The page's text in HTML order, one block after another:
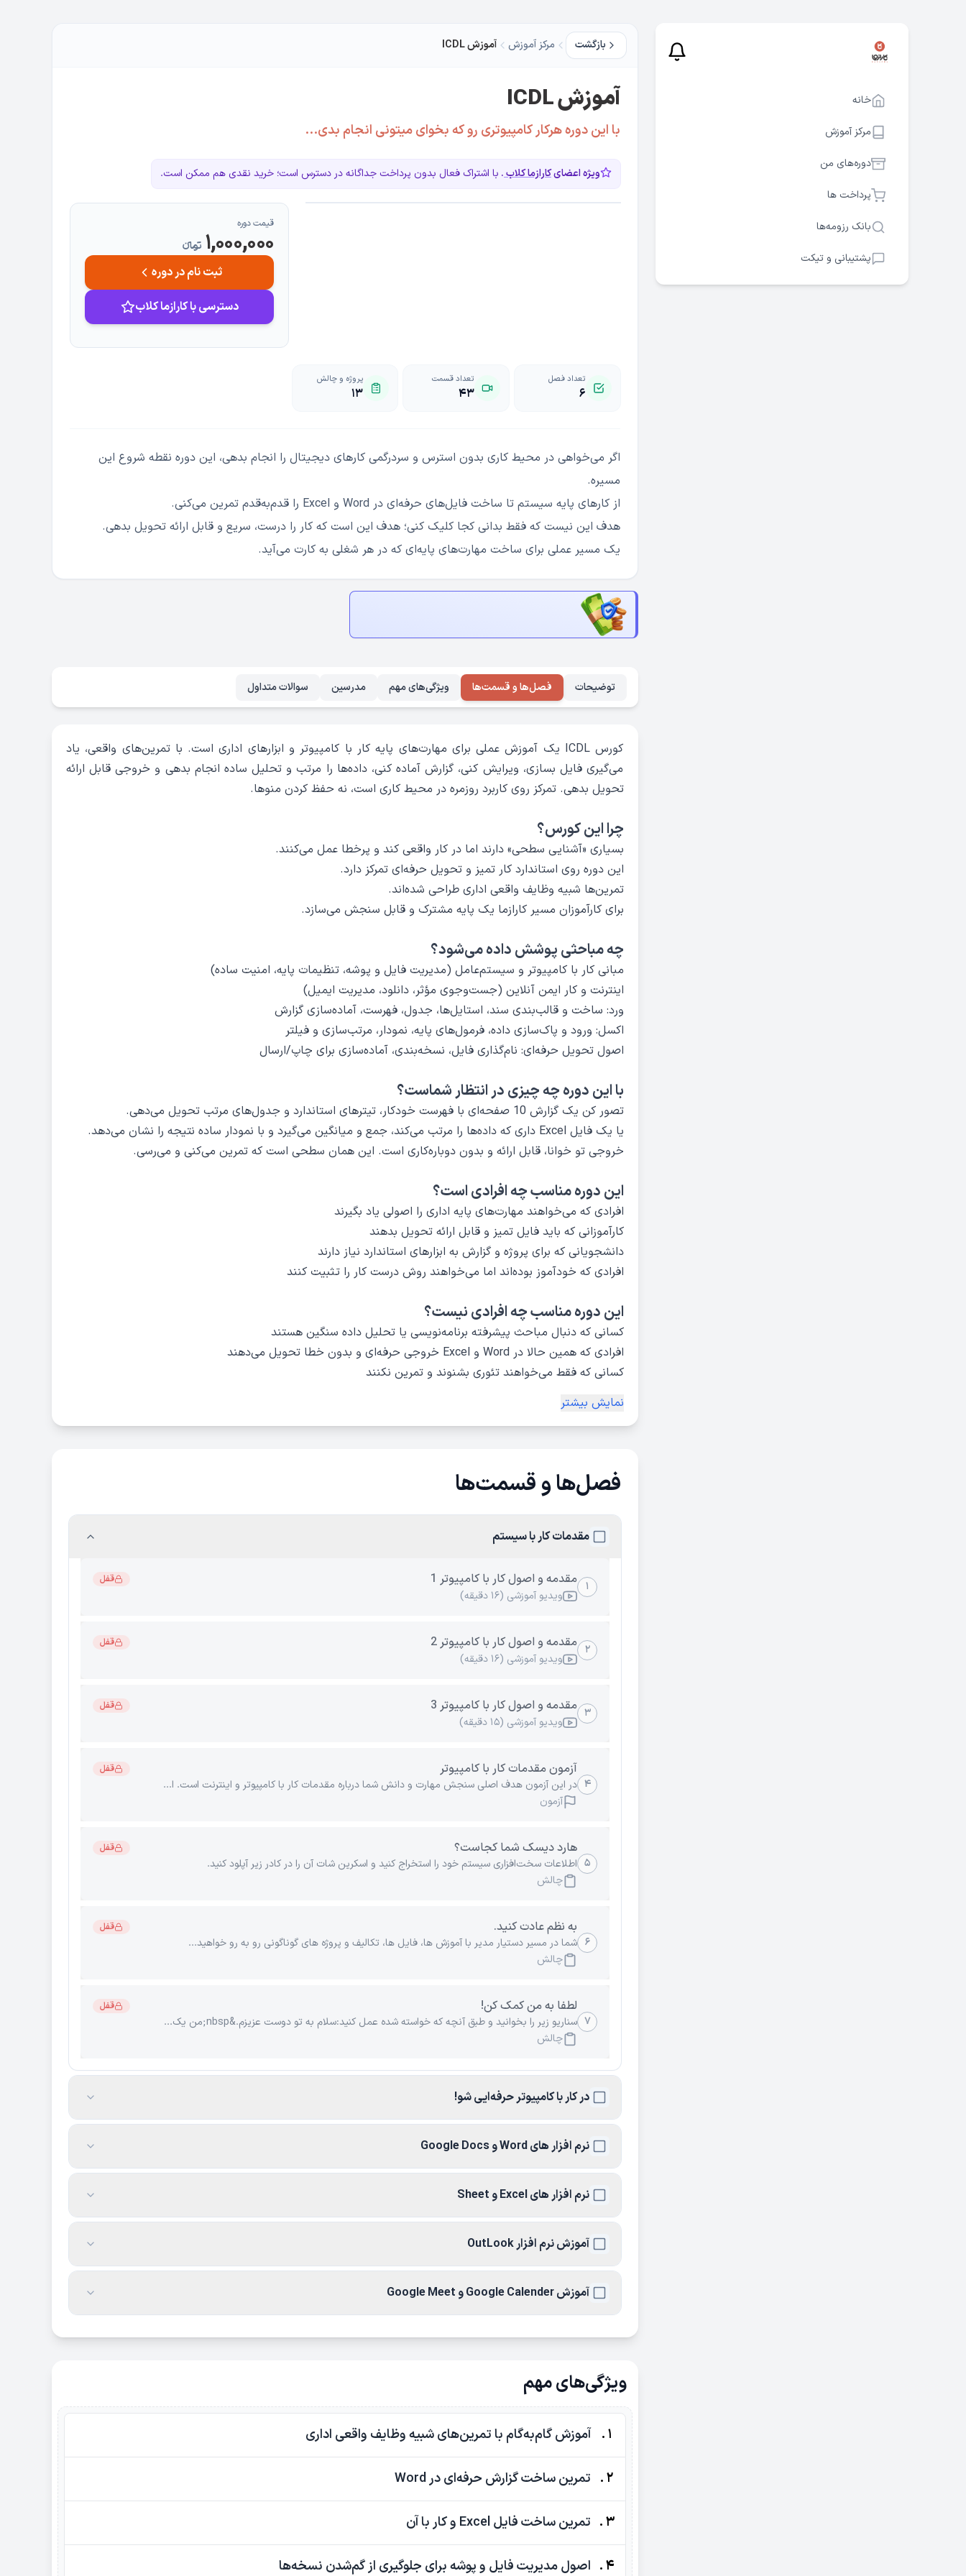
خانه
مرکز آموزش
دوره‌های من
پرداخت ها
بانک رزومه‌ها
پشتیبانی و تیکت
بازگشت مرکز آموزش آموزش ICDL
آموزش ICDL
با این دوره هرکار کامپیوتری رو که بخوای میتونی انجام بدی...
ویژه اعضایکارازما کلاب. با اشتراک فعال بدون پرداخت جداگانه در دسترس است؛ خرید نقدی هم ممکن است.
قیمت دوره
1,000,000 تومانءء
ثبت نام در دوره
دسترسی با کارازما کلاب
تعداد فصل
۶
تعداد قسمت
۴۳
پروژه و چالش
۱۳
اگر می‌خواهی در محیط کاری بدون استرس و سردرگمی کارهای دیجیتال را انجام بدهی، این دوره نقطه شروع این
مسیره.
از کارهای پایه سیستم تا ساخت فایل‌های حرفه‌ای در Word و Excel را قدم‌به‌قدم تمرین می‌کنی.
هدف این نیست که فقط بدانی کجا کلیک کنی؛ هدف این است که کار را درست، سریع و قابل ارائه تحویل بدهی.
یک مسیر عملی برای ساخت مهارت‌های پایه‌ای که در هر شغلی به کارت می‌آید.
توضیحات فصل‌ها و قسمت‌ها ویژگی‌های مهم مدرسین سوالات متداول
کورس ICDL یک آموزش عملی برای مهارت‌های پایه کار با کامپیوتر و ابزارهای اداری است. با تمرین‌های واقعی، یاد
می‌گیری فایل بسازی، ویرایش کنی، گزارش آماده کنی، داده‌ها را مرتب و تحلیل ساده انجام بدهی و خروجی قابل ارائه
تحویل بدهی. تمرکز روی کاربرد روزمره در محیط کاری است، نه حفظ کردن منوها.
چرا این کورس؟
بسیاری «آشنایی سطحی» دارند اما در کار واقعی کند و پرخطا عمل می‌کنند.
این دوره روی استاندارد کار تمیز و تحویل حرفه‌ای تمرکز دارد.
تمرین‌ها شبیه وظایف واقعی اداری طراحی شده‌اند.
برای کارآموزان مسیر کارازما یک پایه مشترک و قابل سنجش می‌سازد.
چه مباحثی پوشش داده می‌شود؟
مبانی کار با کامپیوتر و سیستم‌عامل (مدیریت فایل و پوشه، تنظیمات پایه، امنیت ساده)
اینترنت و کار ایمن آنلاین (جست‌وجوی مؤثر، دانلود، مدیریت ایمیل)
ورد: ساخت و قالب‌بندی سند، استایل‌ها، جدول، فهرست، آماده‌سازی گزارش
اکسل: ورود و پاک‌سازی داده، فرمول‌های پایه، نمودار، مرتب‌سازی و فیلتر
اصول تحویل حرفه‌ای: نام‌گذاری فایل، نسخه‌بندی، آماده‌سازی برای چاپ/ارسال
با این دوره چه چیزی در انتظار شماست؟
تصور کن یک گزارش 10 صفحه‌ای با فهرست خودکار، تیترهای استاندارد و جدول‌های مرتب تحویل می‌دهی.
یا یک فایل Excel داری که داده‌ها را مرتب می‌کند، جمع و میانگین می‌گیرد و با نمودار ساده نتیجه را نشان می‌دهد.
خروجی تو خوانا، قابل ارائه و بدون دوباره‌کاری است. این همان سطحی است که تمرین می‌کنی و می‌رسی.
این دوره مناسب چه افرادی است؟
افرادی که می‌خواهند مهارت‌های پایه اداری را اصولی یاد بگیرند
کارآموزانی که باید فایل تمیز و قابل ارائه تحویل بدهند
دانشجویانی که برای پروژه و گزارش به ابزارهای استاندارد نیاز دارند
افرادی که خودآموز بوده‌اند اما می‌خواهند روش درست کار را تثبیت کنند
این دوره مناسب چه افرادی نیست؟
کسانی که دنبال مباحث پیشرفته برنامه‌نویسی یا تحلیل داده سنگین هستند
افرادی که همین حالا در Word و Excel خروجی حرفه‌ای و بدون خطا تحویل می‌دهند
کسانی که فقط می‌خواهند تئوری بشنوند و تمرین نکنند
نمایش بیشتر
فصل‌ها و قسمت‌ها
مقدمات کار با سیستم
۱ مقدمه و اصول کار با کامپیوتر 1 قفل
ویدیو آموزشی (۱۶ دقیقه)
۲ مقدمه و اصول کار با کامپیوتر 2 قفل
ویدیو آموزشی (۱۶ دقیقه)
۳ مقدمه و اصول کار با کامپیوتر 3 قفل
ویدیو آموزشی (۱۵ دقیقه)
۴
آزمون مقدمات کار با کامپیوتر قفل
در این آزمون هدف اصلی سنجش مهارت و دانش شما درباره مقدمات کار با کامپیوتر و اینترنت است. ا...
آزمون
۵
هارد دیسک شما کجاست؟ قفل
اطلاعات سخت‌افزاری سیستم خود را استخراج کنید و اسکرین شات آن را در کادر زیر آپلود کنید.
چالش
۶
به نظم عادت کنید. قفل
شما در مسیر دستیار مدیر با آموزش ها، فایل ها، تکالیف و پروژه های گوناگونی رو به رو خواهید...
چالش
۷
لطفا به من کمک کن! قفل
سناریو زیر را بخوانید و طبق آنچه که خواسته شده عمل کنید:سلام به تو دوست عزیزم.&nbsp;من یک...
چالش
در کار با کامپیوتر حرفه‌ایی شو!
نرم افزار های Word و Google Docs
نرم افزار های Excel و Sheet
آموزش نرم افزار OutLook
آموزش Google Calender و Google Meet
ویژگی‌های مهم
1 . آموزش گام‌به‌گام با تمرین‌های شبیه وظایف واقعی اداری
2 . تمرین ساخت گزارش حرفه‌ای در Word
3 . تمرین ساخت فایل Excel و کار با آن
4 . اصول مدیریت فایل و پوشه برای جلوگیری از گم‌شدن نسخه‌ها